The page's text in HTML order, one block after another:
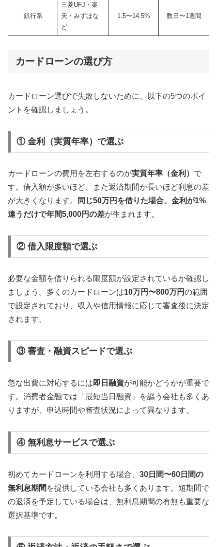
銀行系
三菱UFJ・楽
天・みずほな
ど
1.5〜14.5% 数日〜1週間
カードローンの選び方
カードローン選びで失敗しないために、以下の5つのポイ
ントを確認しましょう。
① 金利（実質年率）で選ぶ
カードローンの費用を左右するのが実質年率（金利） で
す。借入額が多いほど、また返済期間が長いほど利息の差
が大きくなります。
同じ50万円を借りた場合、金利が1%
違うだけで年間5,000円の差が生まれます。
② 借入限度額で選ぶ
必要な金額を借りられる限度額が設定されているか確認し
ましょう。多くのカードローンは10万円〜800万円の範囲
で設定されており、収入や信用情報に応じて審査後に決定
されます。
③ 審査・融資スピードで選ぶ
急な出費に対応するには即日融資が可能かどうかが重要で
す。消費者金融では「最短当日融資」を謳う会社も多くあ
りますが、申込時間や審査状況によって異なります。
④ 無利息サービスで選ぶ
初めてカードローンを利用する場合、 30日間〜60日間の
無利息期間 を提供している会社も多くあります。短期間で
の返済を予定している場合は、無利息期間の有無も重要な
選択基準です。